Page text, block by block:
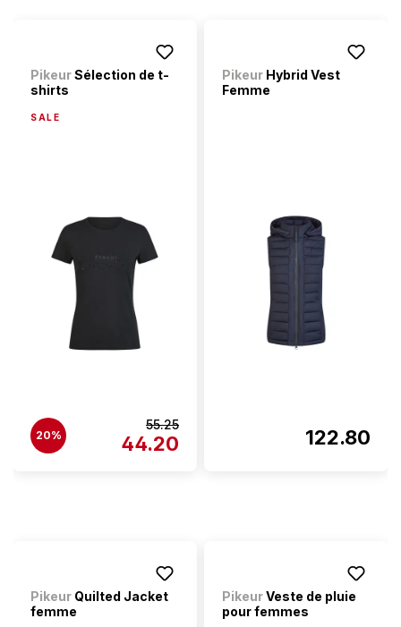
PikeurSélection de t-
shirts
SALE
20%
55.25
44.20
Pikeur Hybrid Vest
Femme
122.80
Pikeur Quilted Jacket
femme
PikeurVeste de pluie
pour femmes